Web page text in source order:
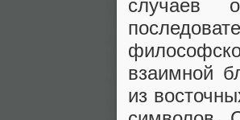
случаев
взаимной
из